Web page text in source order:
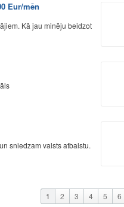
Eur/mēn
Kā jau minēju beidzot
sniedzam valsts atbalstu.
1 2 3 4 5 6